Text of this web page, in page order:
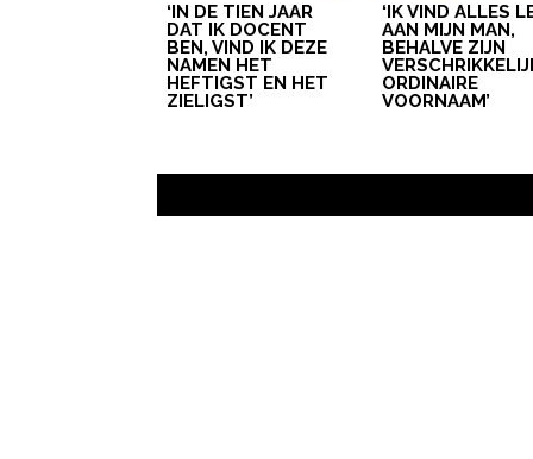
‘IN DE TIEN JAAR
DAT IK DOCENT
BEN, VIND IK DEZE
NAMEN HET
HEFTIGST EN HET
ZIELIGST’
‘IK VIND ALLES
AAN MIJN MAN,
BEHALVE ZIJN
ORDINAIRE
VOORNAAM’